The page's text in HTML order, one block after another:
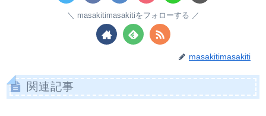
masakitimasakitiをフォローする
masakitimasakiti
関連記事